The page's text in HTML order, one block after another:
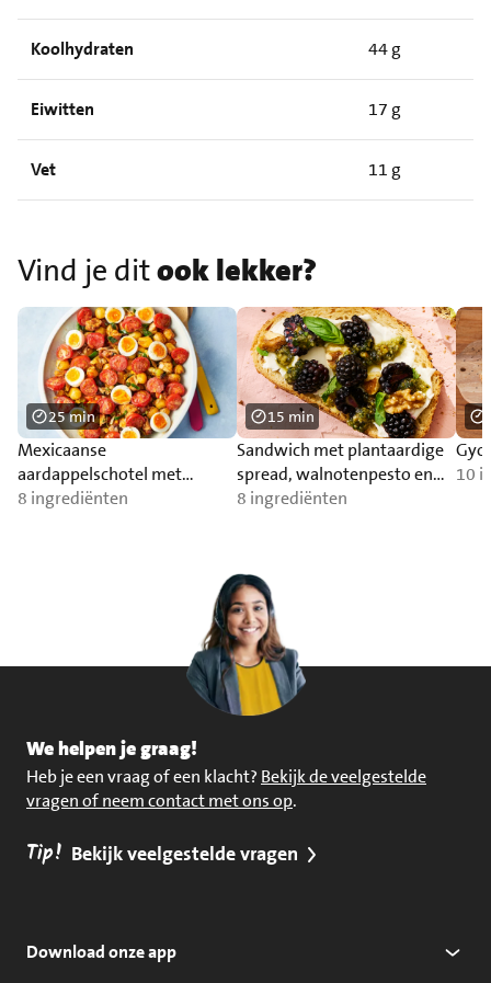
Koolhydraten 44 g
Eiwitten 17 g
Vet 11 g
Vind je ditook lekker?
Mexicaanse
aardappelschotel met
trostomaat
8 ingrediënten
25 min
Sandwich met plantaardige
spread, walnotenpesto en
bramen.
8 ingrediënten
15 min
10
We helpen je graag!
Heb je een vraag of een klacht? Bekijk de veelgestelde
vragen of neem contact met ons op.
Tip! Bekijk veelgestelde vragen
Download onze app